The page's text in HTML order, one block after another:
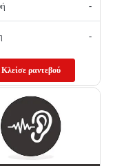
-
-
Κλείσε ραντεβού